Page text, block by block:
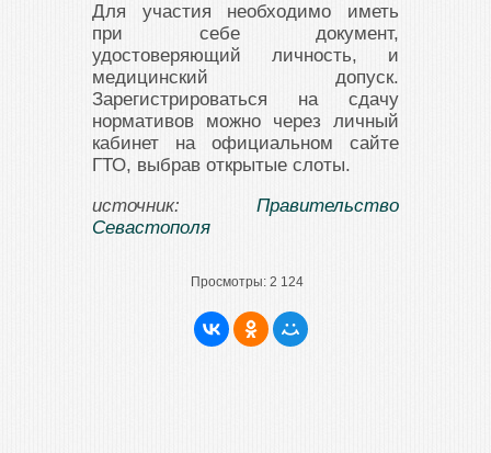
Для участия необходимо иметь
при себе документ,
удостоверяющий личность, и
медицинский допуск.
Зарегистрироваться на сдачу
нормативов можно через личный
кабинет на официальном сайте
ГТО, выбрав открытые слоты.
источник: Правительство
Севастополя
Просмотры: 2 124